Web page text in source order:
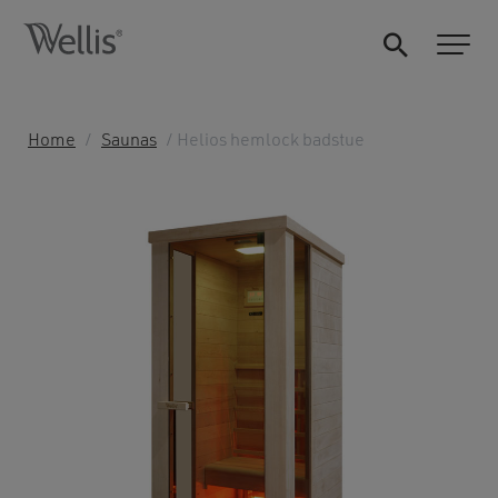
Home / Saunas / Helios hemlock badstue